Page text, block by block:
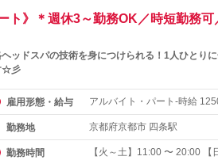
ト》＊週休3～勤務OK／時短勤務
ッドスパの技術を身につけられる！1人ひとり
☆彡
雇用形態・給与 アルバイト・パート-時給
勤務地 京都府京都市 四条駅
勤務時間 【火～土】11:00 〜 20:00